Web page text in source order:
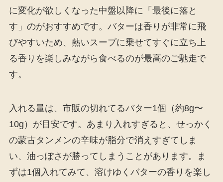
に変化が欲しくなった中盤以降に「最後に落と
す」のがおすすめです。バターは香りが非常に飛
びやすいため、熱いスープに乗せてすぐに立ち上
る香りを楽しみながら食べるのが最高のご馳走で
す。
入れる量は、市販の切れてるバター1個（約8g〜
10g）が目安です。あまり入れすぎると、せっかく
の蒙古タンメンの辛味が脂分で消えすぎてしま
い、油っぽさが勝ってしまうことがあります。ま
ずは1個入れてみて、溶けゆくバターの香りを楽し